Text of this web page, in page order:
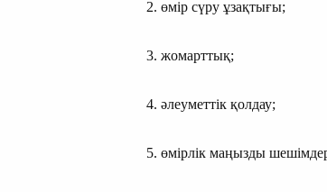
2. өмір сүру ұзақтығы;
3. жомарттық;
4. әлеуметтік қолдау;
5. өмірлік маңызды